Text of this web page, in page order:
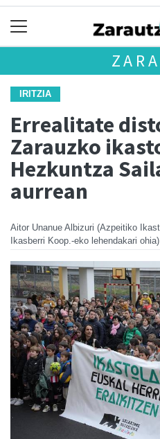
IRITZIA
Errealitate
Zarauzko
Hezkuntza
aurrean
Aitor Unanue Albizuri (Azpeitiko
Ikasberri Koop.-eko lehendakari ohia)